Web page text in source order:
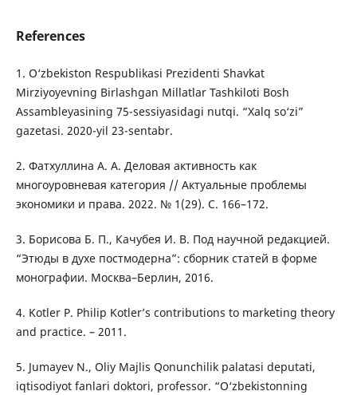
References
1. O‘zbekiston Respublikasi Prezidenti Shavkat
Mirziyoyevning Birlashgan Millatlar Tashkiloti Bosh
Assambleyasining 75-sessiyasidagi nutqi. “Xalq so‘zi”
gazetasi. 2020-yil 23-sentabr.
2. Фатхуллина А. А. Деловая активность как
многоуровневая категория // Актуальные проблемы
экономики и права. 2022. № 1(29). С. 166–172.
3. Борисова Б. П., Качубея И. В. Под научной редакцией.
“Этюды в духе постмодерна”: сборник статей в форме
монографии. Москва–Берлин, 2016.
4. Kotler P. Philip Kotler’s contributions to marketing theory
and practice. – 2011.
5. Jumayev N., Oliy Majlis Qonunchilik palatasi deputati,
iqtisodiyot fanlari doktori, professor. “O‘zbekistonning